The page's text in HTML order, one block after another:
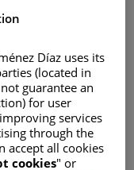
combina
más frecuencia,
para confirmar la
obtención de una
análisis en el
Díaz uses its
(located in
guarantee an
for user
services
through the
accept all cookies
cookies" or